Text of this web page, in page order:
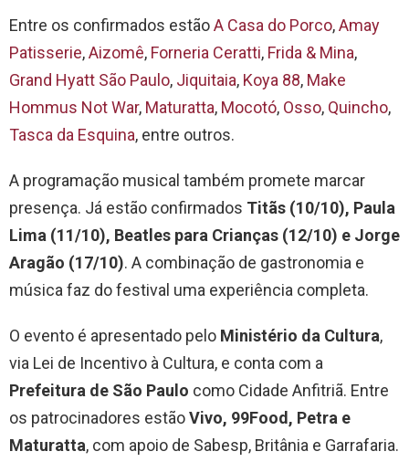
Entre os confirmados estãoA Casa do Porco,Amay
Patisserie,Aizomê, Forneria Ceratti, Frida & Mina,
Grand Hyatt São Paulo, Jiquitaia, Koya 88, Make
Hommus Not War, Maturatta, Mocotó, Osso, Quincho,
Tasca da Esquina, entre outros.
A programação musical também promete marcar
presença. Já estão confirmados Titãs (10/10), Paula
Lima (11/10), Beatles para Crianças (12/10) e Jorge
Aragão (17/10). A combinação de gastronomia e
música faz do festival uma experiência completa.
O evento é apresentado pelo Ministério da Cultura,
via Lei de Incentivo à Cultura, e conta com a
Prefeitura de São Paulo como Cidade Anfitriã. Entre
os patrocinadores estãoVivo, 99Food, Petra e
Maturatta, com apoio de Sabesp, Britânia e Garrafaria.